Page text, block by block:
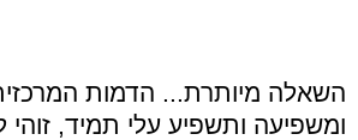
השאלה מיותרת... הדמות
ומשפיעה ותשפיע עלי תמיד,